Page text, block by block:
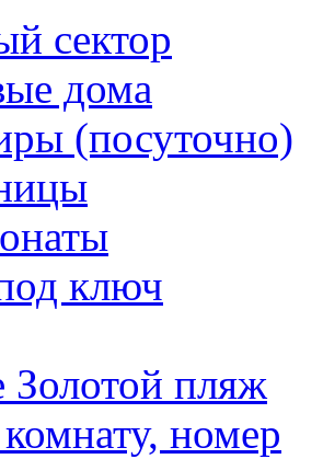
сектор
дома
(посуточно)
ключ
пляж
номер